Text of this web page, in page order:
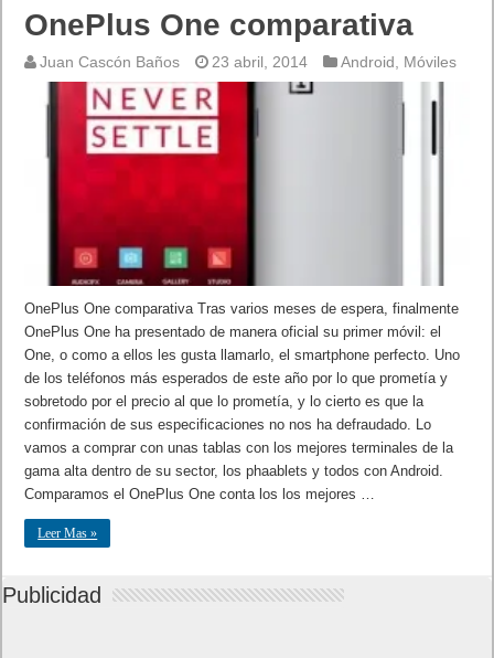
OnePlus One comparativa
Juan Cascón Baños 23 abril, 2014 Android Móviles
OnePlus One comparativa Tras varios meses de espera, finalmente
OnePlus One ha presentado de manera oficial su primer móvil: el
One, o como a ellos les gusta llamarlo, el smartphone perfecto. Uno
de los teléfonos más esperados de este año por lo que prometía y
sobretodo por el precio al que lo prometía, y lo cierto es que la
confirmación de sus especificaciones no nos ha defraudado. Lo
vamos a comprar con unas tablas con los mejores terminales de la
gama alta dentro de su sector, los phaablets y todos con Android.
Comparamos el OnePlus One conta los los mejores …
Leer Mas »
Publicidad